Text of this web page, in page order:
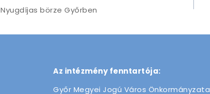
Nyugdíjas börze Győrben
Az intézmény fenntartója:
Győr Megyei Jogú Város Önkormányzata